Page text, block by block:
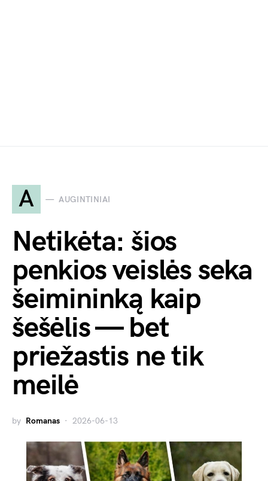
A AUGINTINIAI
Netikėta: šios
penkios veislės seka
šeimininką kaip
šešėlis — bet
priežastis ne tik
meilė
by Romanas 2026-06-13